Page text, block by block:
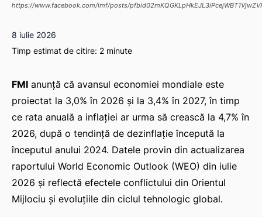
https://www.facebook.com/imf/posts/
8 iulie 2026
Timp estimat de citire: 2 minute
FMI anunță că avansul economiei mondiale este
proiectat la 3,0% în 2026 și la 3,4% în 2027, în timp
ce rata anuală a inflației ar urma să crească la 4,7% în
2026, după o tendință de dezinflație începută la
începutul anului 2024. Datele provin din actualizarea
raportului World Economic Outlook (WEO) din iulie
2026 și reflectă efectele conflictului din Orientul
Mijlociu și evoluțiile din ciclul tehnologic global.